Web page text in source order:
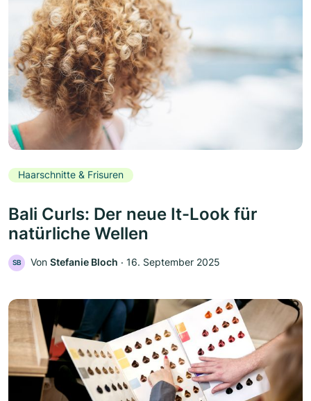
Haarschnitte & Frisuren
Bali Curls: Der neue It-Look für
natürliche Wellen
SB Von Stefanie Bloch ‧ 16. September 2025